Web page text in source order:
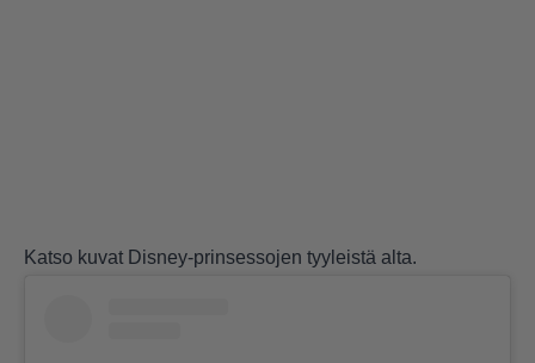
Katso kuvat Disney-prinsessojen tyyleistä alta.